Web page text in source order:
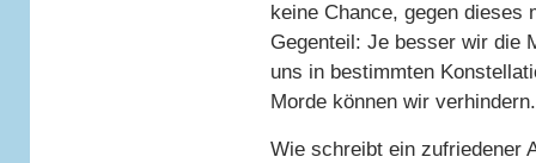
keine Chance, gegen dieses
Gegenteil: Je besser wir die
uns in bestimmten
Morde können wir verhindern.
Wie schreibt ein zufriedener